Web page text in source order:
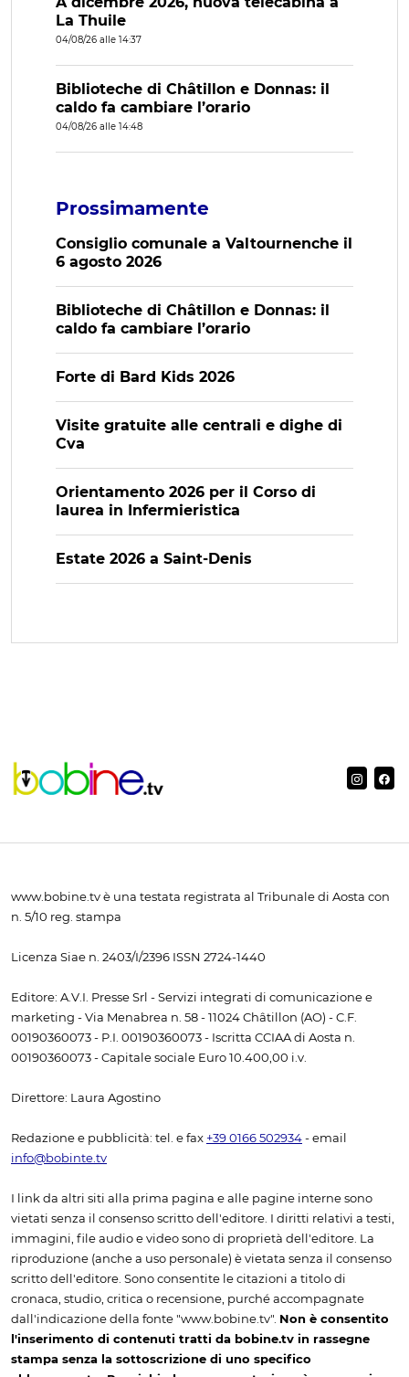
La Thuile
04/08/26 alle 14:37
Biblioteche di Châtillon e Donnas: il
caldo fa cambiare l’orario
04/08/26 alle 14:48
Prossimamente
Consiglio comunale a Valtournenche il
6 agosto 2026
Biblioteche di Châtillon e Donnas: il
caldo fa cambiare l’orario
Forte di Bard Kids 2026
Visite gratuite alle centrali e dighe di
Cva
Orientamento 2026 per il Corso di
laurea in Infermieristica
Estate 2026 a Saint-Denis
www.bobine.tv è una testata registrata al Tribunale di Aosta con
n. 5/10 reg. stampa
Licenza Siae n. 2403/I/2396 ISSN 2724-1440
Editore: A.V.I. Presse Srl - Servizi integrati di comunicazione e
marketing - Via Menabrea n. 58 - 11024 Châtillon (AO) - C.F.
00190360073 - P.I. 00190360073 - Iscritta CCIAA di Aosta n.
00190360073 - Capitale sociale Euro 10.400,00 i.v.
Direttore: Laura Agostino
Redazione e pubblicità: tel. e fax +39 0166 502934 - email
info@bobinte.tv
I link da altri siti alla prima pagina e alle pagine interne sono
vietati senza il consenso scritto dell'editore. I diritti relativi a testi,
immagini, file audio e video sono di proprietà dell'editore. La
riproduzione (anche a uso personale) è vietata senza il consenso
scritto dell'editore. Sono consentite le citazioni a titolo di
cronaca, studio, critica o recensione, purché accompagnate
dall'indicazione della fonte "www.bobine.tv". Non è consentito
l'inserimento di contenuti tratti da bobine.tv in rassegne
stampa senza la sottoscrizione di uno specifico